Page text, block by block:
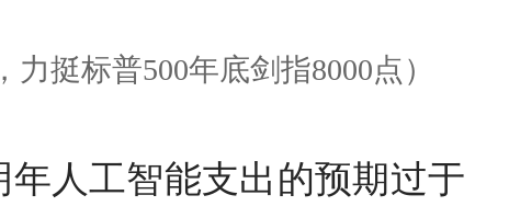
挺标普500年底剑指8000点）
人工智能支出的预期过于